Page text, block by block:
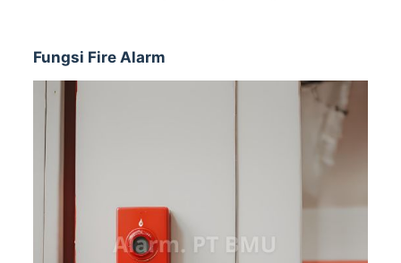
Fungsi Fire Alarm